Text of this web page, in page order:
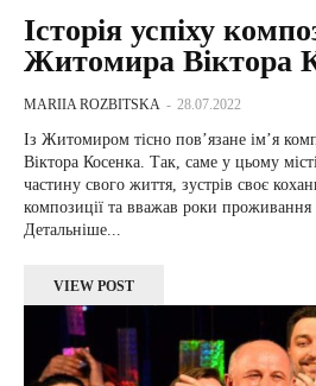
Історія успіху
Житомира Віктора
MARIIA ROZBITSKA - 28.07.2022
Із Житомиром тісно пов’язане ім’я
Віктора Косенка. Так, саме у цьому
частину свого життя, зустрів своє
композиції та вважав роки
Детальніше...
VIEW POST